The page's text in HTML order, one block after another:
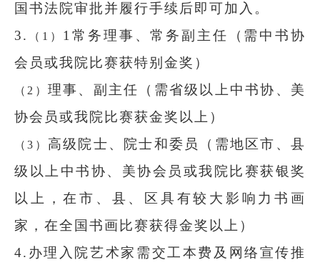
国书法院审批并履行手续后即可加入。
3.
（ 1） 1常务理事、常务副主任（需中书协
会员或我院比赛获特别金奖）
（2） 理事、副主任（需省级以上中书协、美
协会员或我院比赛获金奖以上）
（3） 高级院士、院士和委员（需地区市、县
级以上中书协、美协会员或我院比赛获银奖
以上，在市、县、区具有较大影响力书画
家，在全国书画比赛获得金奖以上）
4.办理入院艺术家需交工本费及网络宣传推